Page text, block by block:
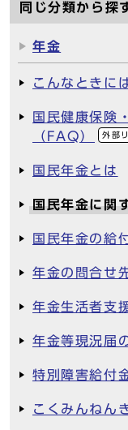
同じ分類から探
年金
こんなときに
国民健康保険
（FAQ）
外部
国民年金とは
国民年金に関
国民年金の給
年金の問合せ
年金生活者支
年金等現況届
特別障害給付
こくみんねん